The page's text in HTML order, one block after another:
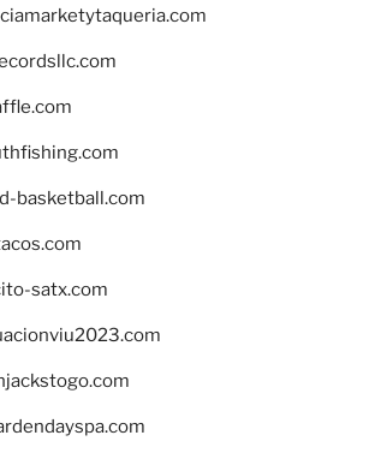
basketball.com
satx.com